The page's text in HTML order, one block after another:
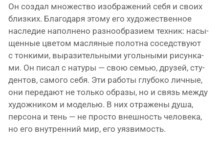
Он создал мно­же­ство изоб­ра­же­ний себя и сво­их
близ­ких. Благодаря это­му его худо­же­ствен­ное
насле­дие напол­не­но раз­но­об­ра­зи­ем тех­ник: насы­
щен­ные цве­том мас­ля­ные полот­на сосед­ству­ют
с тон­ки­ми, выра­зи­тель­ны­ми уголь­ны­ми рисун­ка­
ми. Он писал с нату­ры — свою семью, дру­зей, сту­
ден­тов, само­го себя. Эти рабо­ты глу­бо­ко лич­ные,
они пере­да­ют не толь­ко обра­зы, но и связь меж­ду
худож­ни­ком и моде­лью. В них отра­же­ны душа,
пер­со­на и тень — не про­сто внеш­ность чело­ве­ка,
но его внут­рен­ний мир, его уязвимость.